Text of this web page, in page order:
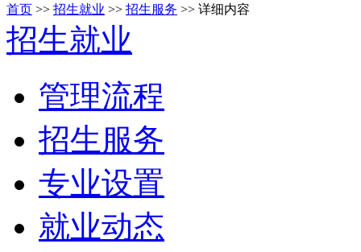
首页 >> 招生就业 >> 招生服务 >> 详细内容
招生就业
管理流程
招生服务
专业设置
就业动态